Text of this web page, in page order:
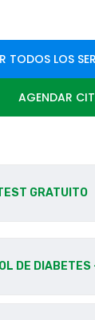
TODOS LOS
AGENDAR
GRATUITO
DE